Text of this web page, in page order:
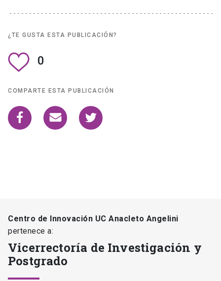
¿TE GUSTA ESTA PUBLICACIÓN?
0
COMPARTE ESTA PUBLICACIÓN
Centro de Innovación UC Anacleto Angelini
pertenece a:
Vicerrectoría de Investigación y
Postgrado